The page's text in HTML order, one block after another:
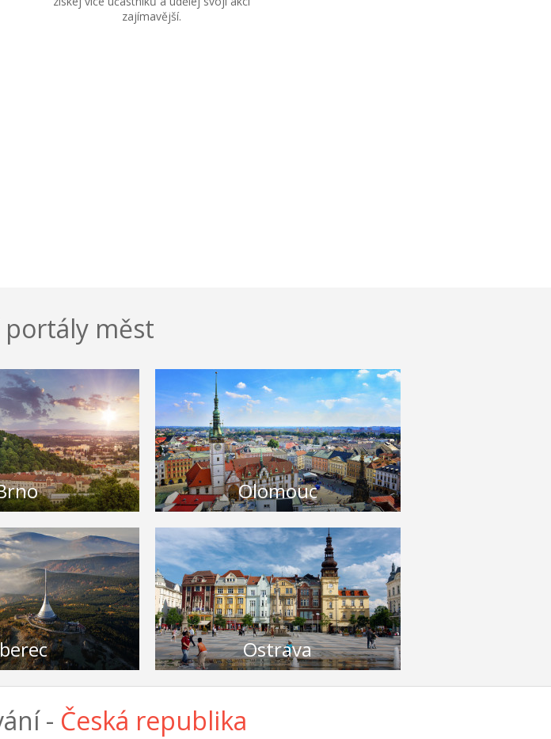
zajímavější.
měst
Olomouc
Ostrava
- Česká republika